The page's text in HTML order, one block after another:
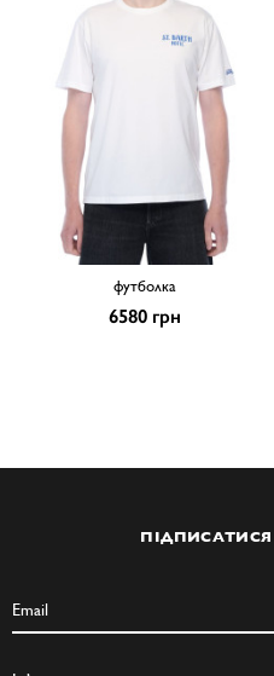
футболка
6580 грн